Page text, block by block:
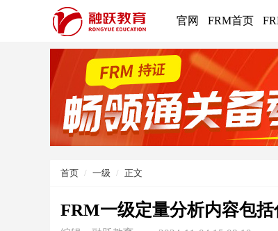
官网 FRM首页
首页 一级 正文
FRM一级定量分析内容包括